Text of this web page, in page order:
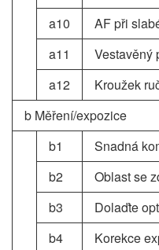
a10
AF při
a11
Vestavěný
a12
Kroužek
b Měření/expozice
b1
Snadná
b2
Oblast se
b3
Dolaďte
b4
Korekce